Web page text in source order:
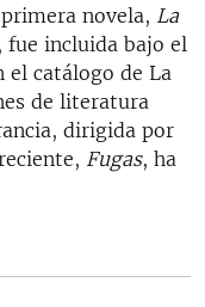
novela, La
incluida bajo el
el catálogo de La
de literatura
dirigida por
Fugas, ha